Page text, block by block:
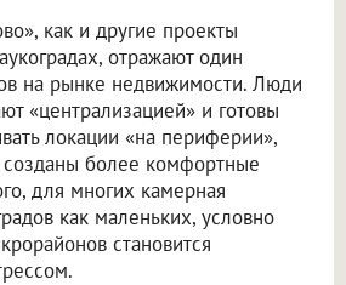
как и другие проекты
отражают один
на рынке недвижимости. Люди
«централизацией» и готовы
локации «на периферии»,
созданы более комфортные
для многих камерная
как маленьких, условно
становится